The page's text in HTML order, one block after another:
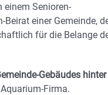
einem Senioren-
einer Gemeinde,
für die Belange
Gebäudes hinter
Firma.